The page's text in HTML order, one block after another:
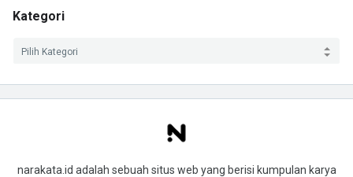
Kategori
narakata.id adalah sebuah situs web yang berisi kumpulan karya